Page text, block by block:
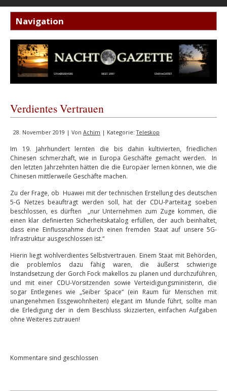
Verdientes Vertrauen
28. November 2019 | Von Achim | Kategorie:Teleskop
Im 19. Jahrhundert lernten die bis dahin kultivierten, friedlichen
Chinesen schmerzhaft, wie in Europa Geschäfte gemacht werden. In
den letzten Jahrzehnten hätten die die Europäer lernen können, wie die
Chinesen mittlerweile Geschäfte machen.
Zu der Frage, ob Huawei mit der technischen Erstellung des deutschen
5-G Netzes beauftragt werden soll, hat der CDU-Parteitag soeben
beschlossen, es dürften „nur Unternehmen zum Zuge kommen, die
einen klar definierten Sicherheitskatalog erfüllen, der auch beinhaltet,
dass eine Einflussnahme durch einen fremden Staat auf unsere 5G-
Infrastruktur ausgeschlossen ist.“
Hierin liegt wohlverdientes Selbstvertrauen. Einem Staat mit Behörden,
die problemlos dazu fähig waren, die äußerst schwierige
Instandsetzung der Gorch Fock makellos zu planen und durchzuführen,
und mit einer CDU-Vorsitzenden sowie Verteidigungsministerin, die
sogar Entlegenes wie „Seiber Space“ (ein Raum für Menschen mit
unangenehmen Essgewohnheiten) elegant im Munde führt, sollte man
die Erledigung der in dem Beschluss skizzierten, einfachen Aufgaben
ohne Weiteres zutrauen!
Kommentare sind geschlossen